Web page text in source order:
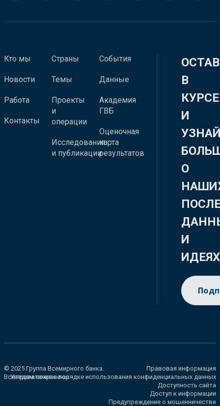
Кто мы
Новости
Работа
Контакты
Страны
Темы
Проекты
и
операции
Исследования
и публикации
События
Данные
Академия
ГВБ
Оценочная
карта
результатов
В
КУРСЕ
И
О
И
ИДЕЯХ
© 2025 Группа Всемирного банка.
Все права сохранены.
Правовая информация
Уведомление о порядке использования конфиденциальных данных
Доступность сайта
Доступ к информации
Предупреждение о мошенничестве